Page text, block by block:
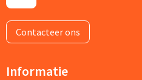
Contacteer ons
Informatie